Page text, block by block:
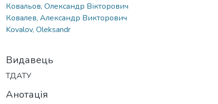
Ковальов, Олександр Вікторович
Ковалев, Александр Викторович
Kovalov, Oleksandr
Видавець
ТДАТУ
Анотація